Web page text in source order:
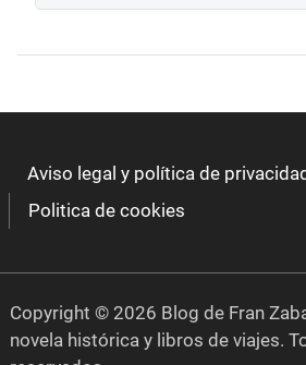
Aviso legal y política de privacidad
Politica de cookies
Copyright © 2026 Blog de Fran
novela histórica y libros de viajes.